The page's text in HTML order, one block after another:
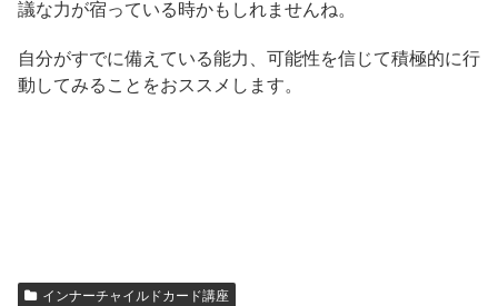
議な力が宿っている時かもしれませんね。
自分がすでに備えている能力、可能性を信じて積極的に行
動してみることをおススメします。
インナーチャイルドカード講座